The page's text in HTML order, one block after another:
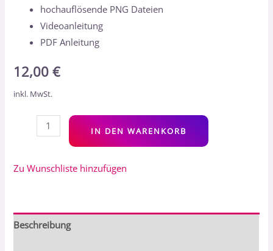
hochauflösende PNG Dateien
Videoanleitung
PDF Anleitung
12,00€
inkl. MwSt.
IN DEN WARENKORB
Zu Wunschliste hinzufügen
Beschreibung